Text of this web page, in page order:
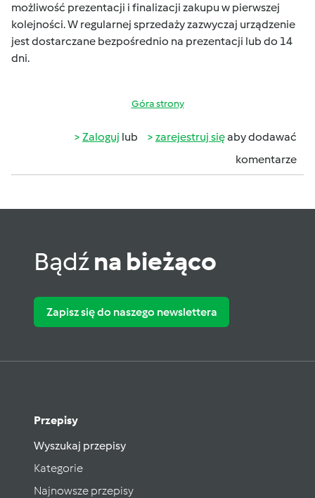
możliwość prezentacji i finalizacji zakupu w pierwszej
kolejności. W regularnej sprzedaży zazwyczaj urządzenie
jest dostarczane bezpośrednio na prezentacji lub do 14
dni.
Góra strony
Zaloguj lub zarejestruj sięaby dodawać
komentarze
Bądźna bieżąco
Zapisz się do naszego newslettera
Przepisy
Wyszukaj przepisy
Kategorie
Najnowsze przepisy